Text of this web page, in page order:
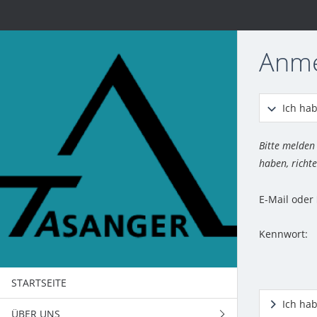
STARTSEITE
ÜBER UNS
Ich
Bitte
haben,
E-Mail
Kennwort:
Ich